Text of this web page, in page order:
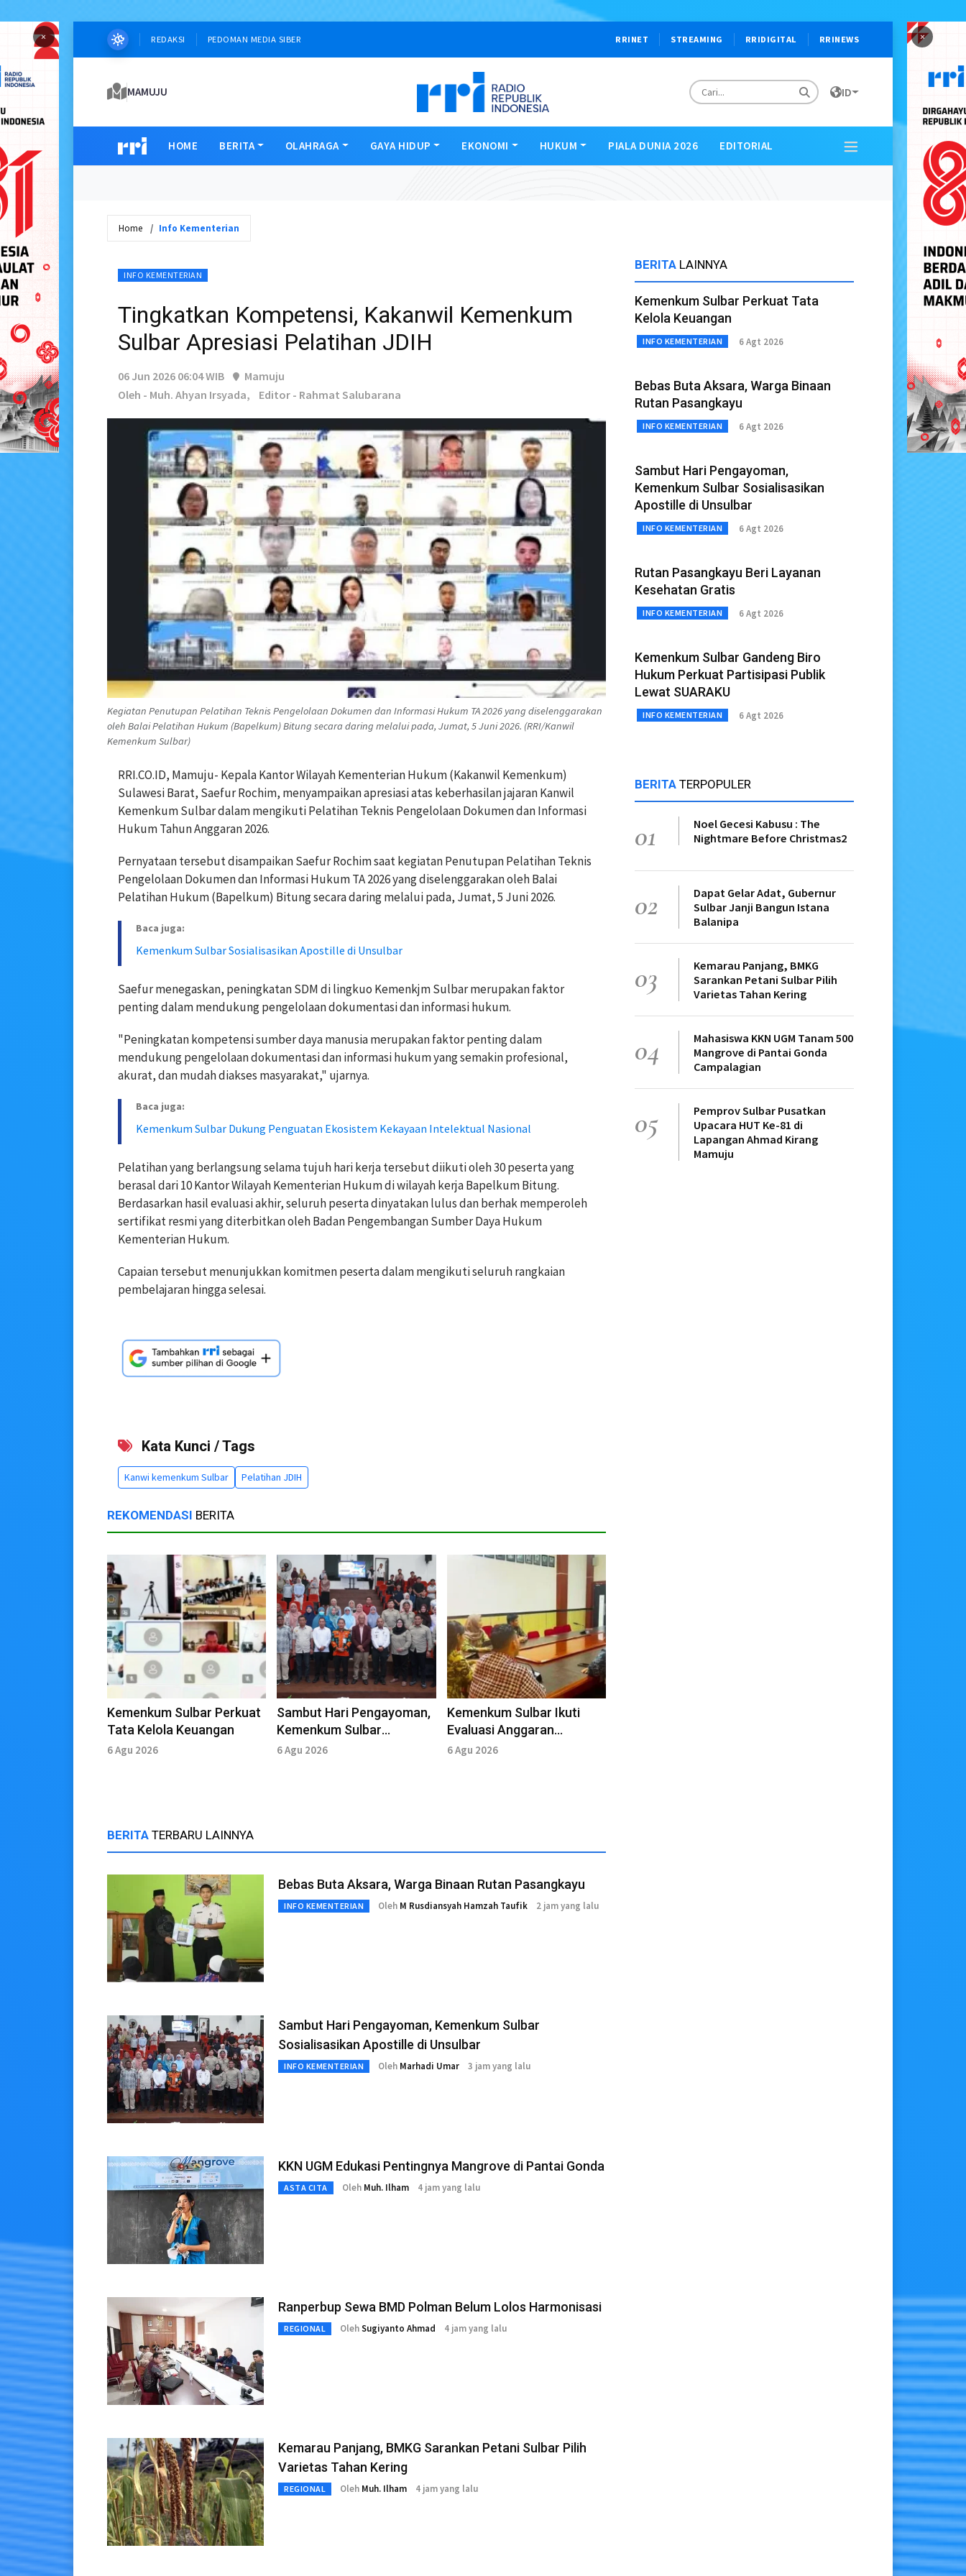
× ×
REDAKSI PEDOMAN MEDIA SIBER RRINET STREAMING RRIDIGITAL RRINEWS
MAMUJU ID
HOME BERITA OLAHRAGA GAYA HIDUP EKONOMI HUKUM PIALA DUNIA 2026 EDITORIAL
Home Info Kementerian
INFO KEMENTERIAN
Tingkatkan Kompetensi, Kakanwil Kemenkum
Sulbar Apresiasi Pelatihan JDIH
06 Jun 2026 06:04 WIB
Mamuju
Oleh - Muh. Ahyan Irsyada,
Editor - Rahmat Salubarana
Kegiatan Penutupan Pelatihan Teknis Pengelolaan Dokumen dan Informasi Hukum TA 2026 yang diselenggarakan
oleh Balai Pelatihan Hukum (Bapelkum) Bitung secara daring melalui pada, Jumat, 5 Juni 2026. (RRI/Kanwil
Kemenkum Sulbar)
RRI.CO.ID, Mamuju- Kepala Kantor Wilayah Kementerian Hukum (Kakanwil Kemenkum)
Sulawesi Barat, Saefur Rochim, menyampaikan apresiasi atas keberhasilan jajaran Kanwil
Kemenkum Sulbar dalam mengikuti Pelatihan Teknis Pengelolaan Dokumen dan Informasi
Hukum Tahun Anggaran 2026.
Pernyataan tersebut disampaikan Saefur Rochim saat kegiatan Penutupan Pelatihan Teknis
Pengelolaan Dokumen dan Informasi Hukum TA 2026 yang diselenggarakan oleh Balai
Pelatihan Hukum (Bapelkum) Bitung secara daring melalui pada, Jumat, 5 Juni 2026.
Baca juga:
Kemenkum Sulbar Sosialisasikan Apostille di Unsulbar
Saefur menegaskan, peningkatan SDM di lingkuo Kemenkjm Sulbar merupakan faktor
penting dalam mendukung pengelolaan dokumentasi dan informasi hukum.
"Peningkatan kompetensi sumber daya manusia merupakan faktor penting dalam
mendukung pengelolaan dokumentasi dan informasi hukum yang semakin profesional,
akurat, dan mudah diakses masyarakat," ujarnya.
Baca juga:
Kemenkum Sulbar Dukung Penguatan Ekosistem Kekayaan Intelektual Nasional
Pelatihan yang berlangsung selama tujuh hari kerja tersebut diikuti oleh 30 peserta yang
berasal dari 10 Kantor Wilayah Kementerian Hukum di wilayah kerja Bapelkum Bitung.
Berdasarkan hasil evaluasi akhir, seluruh peserta dinyatakan lulus dan berhak memperoleh
sertifikat resmi yang diterbitkan oleh Badan Pengembangan Sumber Daya Hukum
Kementerian Hukum.
Capaian tersebut menunjukkan komitmen peserta dalam mengikuti seluruh rangkaian
pembelajaran hingga selesai.
Kata Kunci / Tags
Kanwi kemenkum Sulbar Pelatihan JDIH
REKOMENDASI BERITA
Kemenkum Sulbar Perkuat
Tata Kelola Keuangan
6 Agu 2026
Sambut Hari Pengayoman,
Kemenkum Sulbar
Sosialisasikan Apostille di
6 Agu 2026
Kemenkum Sulbar Ikuti
Evaluasi Anggaran
Triwulan III
6 Agu 2026
BERITA TERBARU LAINNYA
Bebas Buta Aksara, Warga Binaan Rutan Pasangkayu
INFO KEMENTERIAN Oleh M Rusdiansyah Hamzah Taufik 2 jam yang lalu
Sambut Hari Pengayoman, Kemenkum Sulbar
Sosialisasikan Apostille di Unsulbar
INFO KEMENTERIAN Oleh Marhadi Umar 3 jam yang lalu
KKN UGM Edukasi Pentingnya Mangrove di Pantai Gonda
ASTA CITA Oleh Muh. Ilham 4 jam yang lalu
Ranperbup Sewa BMD Polman Belum Lolos Harmonisasi
REGIONAL OlehSugiyanto Ahmad 4 jam yang lalu
Kemarau Panjang, BMKG Sarankan Petani Sulbar Pilih
Varietas Tahan Kering
REGIONAL Oleh Muh. Ilham 4 jam yang lalu
BERITA LAINNYA
Kemenkum Sulbar Perkuat Tata
Kelola Keuangan
INFO KEMENTERIAN 6 Agt 2026
Bebas Buta Aksara, Warga Binaan
Rutan Pasangkayu
INFO KEMENTERIAN 6 Agt 2026
Sambut Hari Pengayoman,
Kemenkum Sulbar Sosialisasikan
Apostille di Unsulbar
INFO KEMENTERIAN 6 Agt 2026
Rutan Pasangkayu Beri Layanan
Kesehatan Gratis
INFO KEMENTERIAN 6 Agt 2026
Kemenkum Sulbar Gandeng Biro
Hukum Perkuat Partisipasi Publik
Lewat SUARAKU
INFO KEMENTERIAN 6 Agt 2026
BERITA TERPOPULER
01
Noel Gecesi Kabusu : The
Nightmare Before Christmas2
02
Dapat Gelar Adat, Gubernur
Sulbar Janji Bangun Istana
Balanipa
03
Kemarau Panjang, BMKG
Sarankan Petani Sulbar Pilih
Varietas Tahan Kering
04
Mahasiswa KKN UGM Tanam 500
Mangrove di Pantai Gonda
Campalagian
05
Pemprov Sulbar Pusatkan
Upacara HUT Ke-81 di
Lapangan Ahmad Kirang
Mamuju